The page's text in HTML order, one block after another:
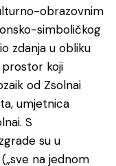
obrazovnim
simboličkog
zdanja u obliku
prostor koji
od Zsolnai
umjetnica
S
su u
na jednom